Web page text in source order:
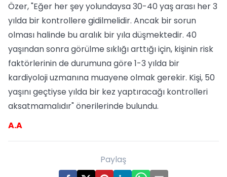
Özer, "Eğer her şey yolundaysa 30-40 yaş arası her 3
yılda bir kontrollere gidilmelidir. Ancak bir sorun
olması halinde bu aralık bir yıla düşmektedir. 40
yaşından sonra görülme sıklığı arttığı için, kişinin risk
faktörlerinin de durumuna göre 1-3 yılda bir
kardiyoloji uzmanına muayene olmak gerekir. Kişi, 50
yaşını geçtiyse yılda bir kez yaptıracağı kontrolleri
aksatmamalıdır" önerilerinde bulundu.
A.A
Paylaş